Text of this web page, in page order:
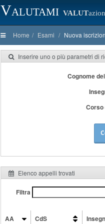
Valutami VALUT
Home Esami Nuova
Inserire uno o più parametri di
Cognome
Corso
Elenco appelli trovati
Filtra
AA CdS